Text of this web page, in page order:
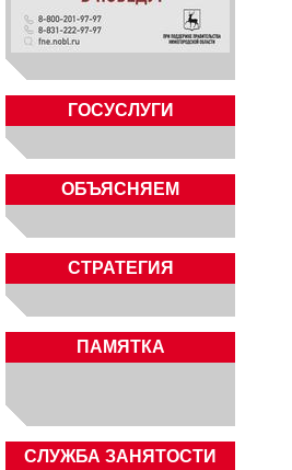
ГОСУСЛУГИ
ОБЪЯСНЯЕМ
СТРАТЕГИЯ
ПАМЯТКА
CЛУЖБА ЗАНЯТОСТИ